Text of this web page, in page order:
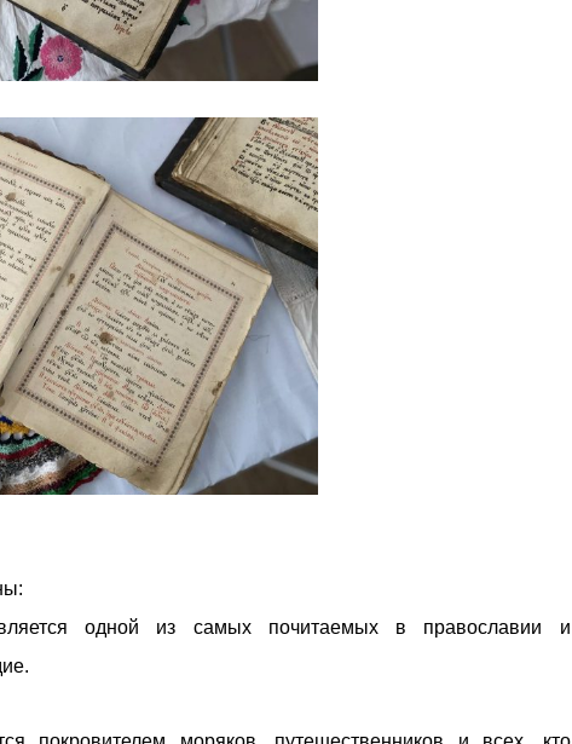
одной из самых почитаемых в православии и